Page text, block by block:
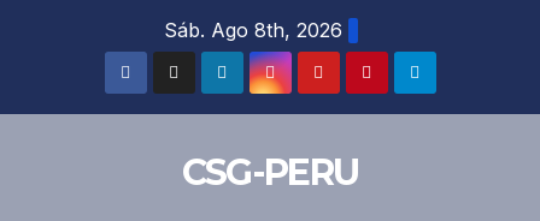
Sáb. Ago 8th, 2026
CSG-PERU